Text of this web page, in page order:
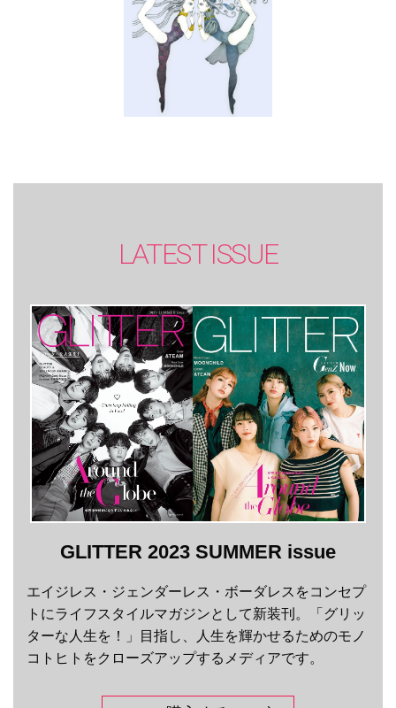
LATEST ISSUE
GLITTER 2023 SUMMER issue
エイジレス・ジェンダーレス・ボーダレスをコンセプ
トにライフスタイルマガジンとして新装刊。「グリッ
ターな人生を！」目指し、人生を輝かせるためのモノ
コトヒトをクローズアップするメディアです。